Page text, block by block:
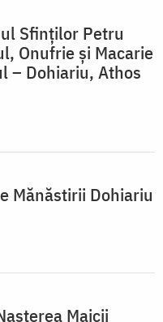
Sfinților Petru
Onufrie și Macarie
– Dohiariu, Athos
Mănăstirii Dohiariu
Maicii